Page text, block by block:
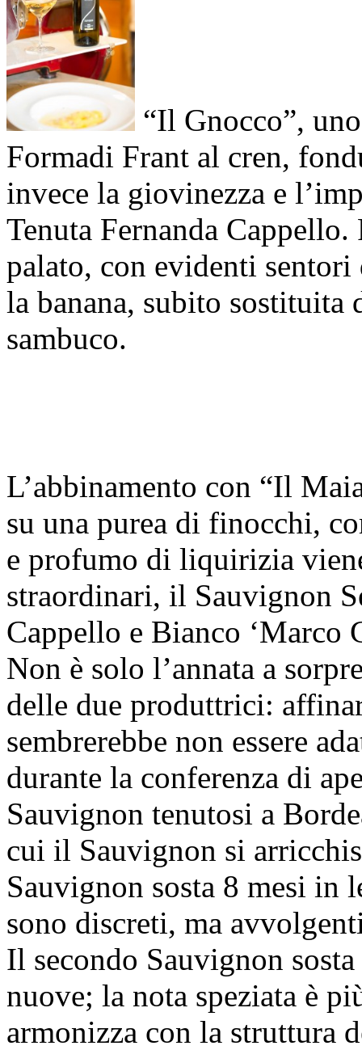
“Il Gnocco”,
Formadi Frant al cren,
invece la giovinezza e
Tenuta Fernanda
palato, con evidenti
la banana, subito sostituita
sambuco.
L’abbinamento con “Il
su una purea di finocchi,
e profumo di liquirizia
straordinari, il Sauvignon
Cappello e Bianco ‘Marco
Non è solo l’annata a
delle due produttrici:
sembrerebbe non essere
durante la conferenza di
Sauvignon tenutosi a
cui il Sauvignon si
Sauvignon sosta 8 mesi in
sono discreti, ma
Il secondo Sauvignon
nuove; la nota speziata è
armonizza con la struttura